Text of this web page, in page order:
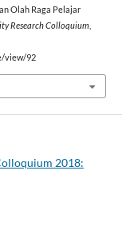
Olah Raga Pelajar
Research Colloquium,
view/92
2018: